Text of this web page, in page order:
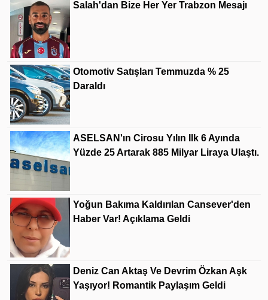
Salah'dan Bize Her Yer Trabzon Mesajı
Otomotiv Satışları Temmuzda % 25
Daraldı
ASELSAN'ın Cirosu Yılın Ilk 6 Ayında
Yüzde 25 Artarak 885 Milyar Liraya Ulaştı.
Yoğun Bakıma Kaldırılan Cansever'den
Haber Var! Açıklama Geldi
Deniz Can Aktaş Ve Devrim Özkan Aşk
Yaşıyor! Romantik Paylaşım Geldi